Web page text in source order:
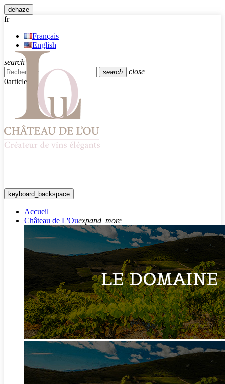
dehaze
fr
Français
English
search
search
close
0article
keyboard_backspace
Accueil
Château de L'Ouexpand_more